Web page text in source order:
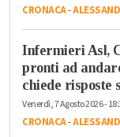
CRONACA-
Infermieri Asl,
pronti ad
chiede risposte
Venerdì, 7 Agosto 2026 -
CRONACA-